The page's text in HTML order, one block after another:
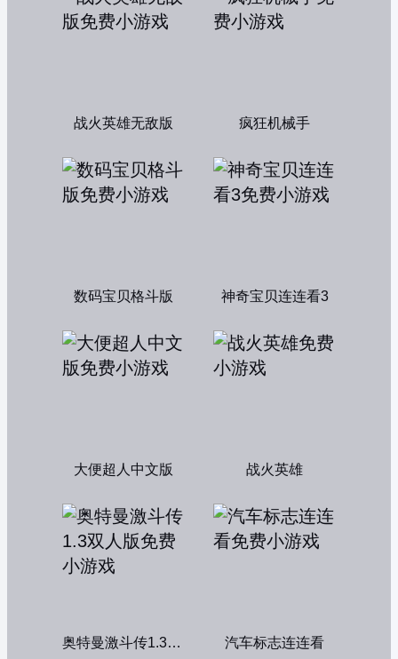
战火英雄无敌版 疯狂机械手
数码宝贝格斗版 神奇宝贝连连看3
大便超人中文版 战火英雄
奥特曼激斗传1.3双人版 汽车标志连连看